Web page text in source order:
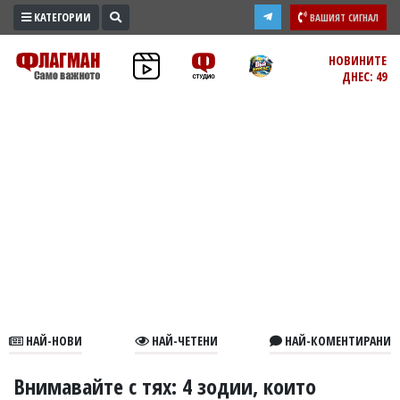
ПРОМО
ЗОНА
В
КАТЕГОРИИ ВАШИЯТ СИГНАЛ
НОВИНИТЕ
ДНЕС: 49
НАЙ-НОВИ НАЙ-ЧЕТЕНИ НАЙ-КОМЕНТИРАНИ
Внимавайте с тях: 4 зодии, които